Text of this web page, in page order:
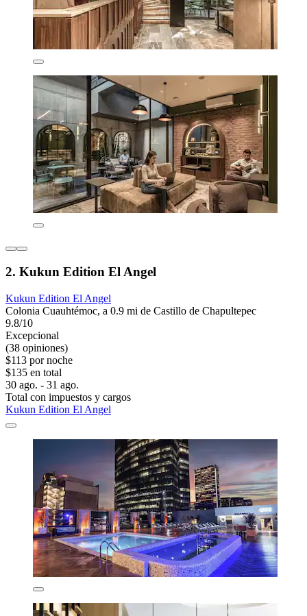
2. Kukun Edition El Angel
Kukun Edition El Angel
Colonia Cuauhtémoc, a 0.9 mi de Castillo de Chapultepec
9.8/10
Excepcional
(38 opiniones)
$113 por noche
$135 en total
30 ago. - 31 ago.
Total con impuestos y cargos
Kukun Edition El Angel